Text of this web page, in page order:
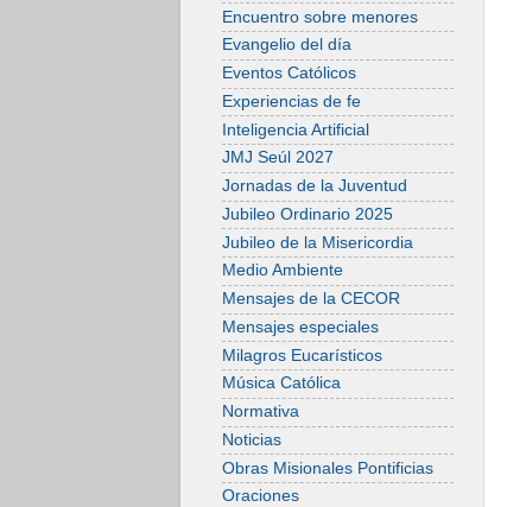
Encuentro sobre menores
Evangelio del día
Eventos Católicos
Experiencias de fe
Inteligencia Artificial
JMJ Seúl 2027
Jornadas de la Juventud
Jubileo Ordinario 2025
Jubileo de la Misericordia
Medio Ambiente
Mensajes de la CECOR
Mensajes especiales
Milagros Eucarísticos
Música Católica
Normativa
Noticias
Obras Misionales Pontificias
Oraciones